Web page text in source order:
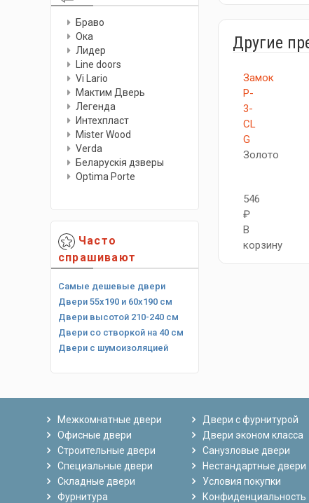
Браво
Ока
Лидер
Line doors
Vi Lario
Мактим Дверь
Легенда
Интехпласт
Мister Wood
Verda
Беларускiя дзверы
Optima Porte
Часто
спрашивают
Самые дешевые двери
Двери 55х190 и 60х190 см
Двери высотой 210-240 см
Двери со створкой на 40 см
Двери с шумоизоляцией
Другие
Замок
P-
3-
CL
G
Золото
546
₽
В
корзину
Межкомнатные двери
Офисные двери
Строительные двери
Специальные двери
Складные двери
Фурнитура
Двери с фурнитурой
Двери эконом класса
Санузловые двери
Нестандартные двери
Условия покупки
Конфиденциальность